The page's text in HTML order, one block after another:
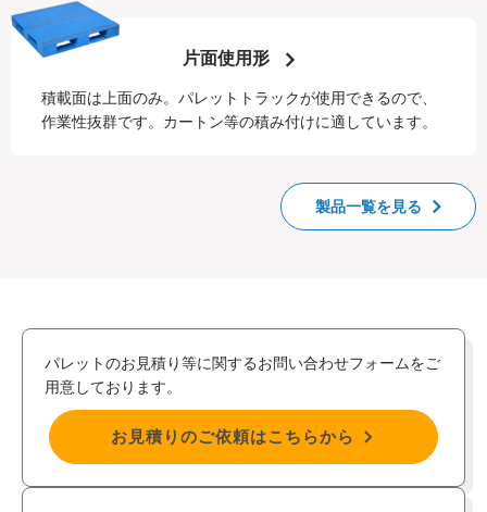
片面使用形
積載面は上面のみ。パレットトラックが使用できるので、
作業性抜群です。カートン等の積み付けに適しています。
製品一覧を見る
パレットのお見積り等に関するお問い合わせフォームをご
用意しております。
お見積りのご依頼はこちらから